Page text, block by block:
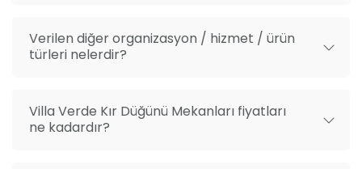
yaratıyor.
Organizasyon danışmanlığı
After party alanı
Verilen diğer organizasyon / hizmet / ürün
türleri nelerdir?
Villa Verde Kır Düğünü Mekanları fiyatları
ne kadardır?